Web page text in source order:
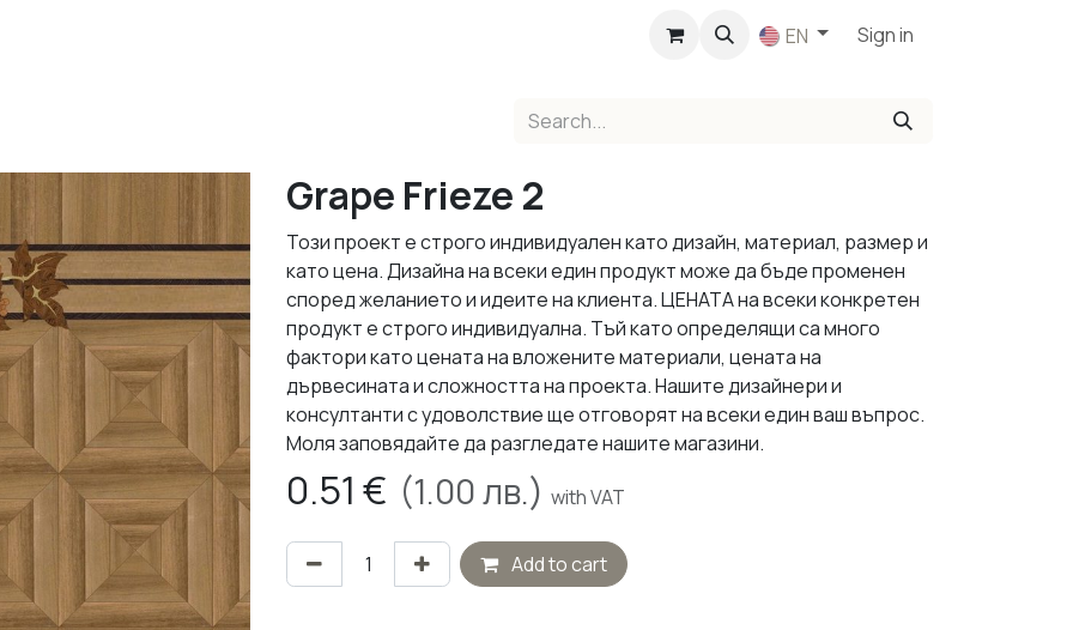
EN Sign in
Grape Frieze 2
Този проект е строго индивидуален като дизайн, материал, размер и
като цена. Дизайна на всеки един продукт може да бъде променен
според желанието и идеите на клиента. ЦЕНАТА на всеки конкретен
продукт е строго индивидуална. Тъй като определящи са много
фактори като цената на вложените материали, цената на
дървесината и сложността на проекта. Нашите дизайнери и
консултанти с удоволствие ще отговорят на всеки един ваш въпрос.
Моля заповядайте да разгледате нашите магазини.
0.51 € (1.00лв.) with VAT
Add to cart